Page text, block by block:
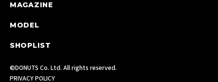
MAGAZINE
MODEL
SHOPLIST
©DONUTS Co. Ltd. All rights reserved.
PRIVACY POLICY